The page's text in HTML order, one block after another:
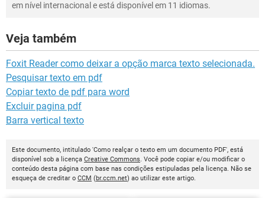
em nível internacional e está disponível em 11 idiomas.
Veja também
Foxit Reader como deixar a opção marca texto selecionada.
Pesquisar texto em pdf
Copiar texto de pdf para word
Excluir pagina pdf
Barra vertical texto
Este documento, intitulado 'Como realçar o texto em um documento PDF', está
disponível sob a licença Creative Commons. Você pode copiar e/ou modificar o
conteúdo desta página com base nas condições estipuladas pela licença. Não se
esqueça de creditar o CCM (br.ccm.net) ao utilizar este artigo.